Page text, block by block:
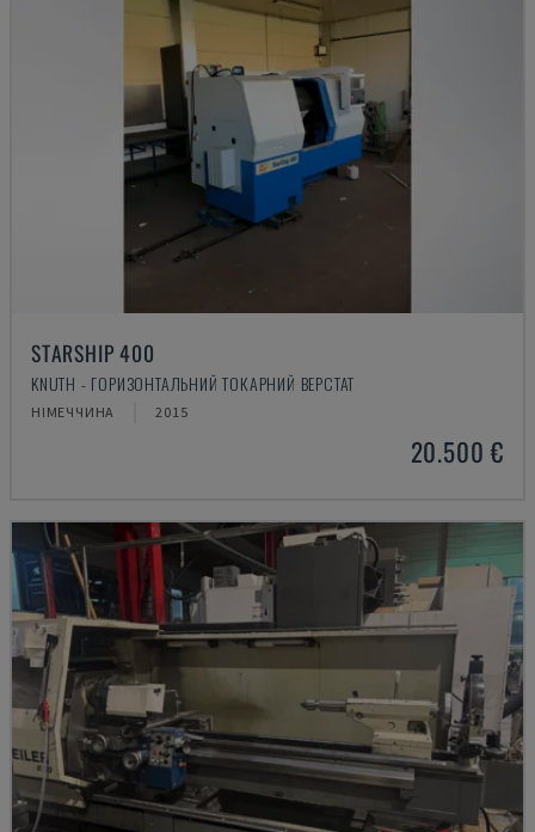
STARSHIP 400
KNUTH - ГОРИЗОНТАЛЬНИЙ ТОКАРНИЙ ВЕРСТАТ
НІМЕЧЧИНА 2015
20.500 €